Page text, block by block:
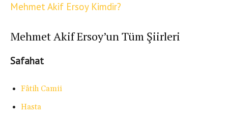
Mehmet Akif Ersoy Kimdir?
Mehmet Akif Ersoy’un Tüm Şiirleri
Safahat
Fâtih Camii
Hasta